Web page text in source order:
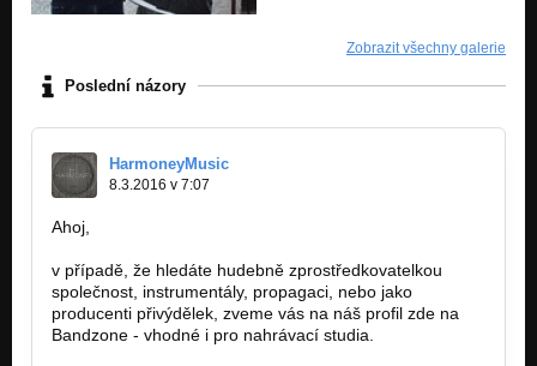
Zobrazit všechny galerie
Poslední názory
HarmoneyMusic
8.3.2016 v 7:07
Ahoj,
v případě, že hledáte hudebně zprostředkovatelkou
společnost, instrumentály, propagaci, nebo jako
producenti přivýdělek, zveme vás na náš profil zde na
Bandzone - vhodné i pro nahrávací studia.